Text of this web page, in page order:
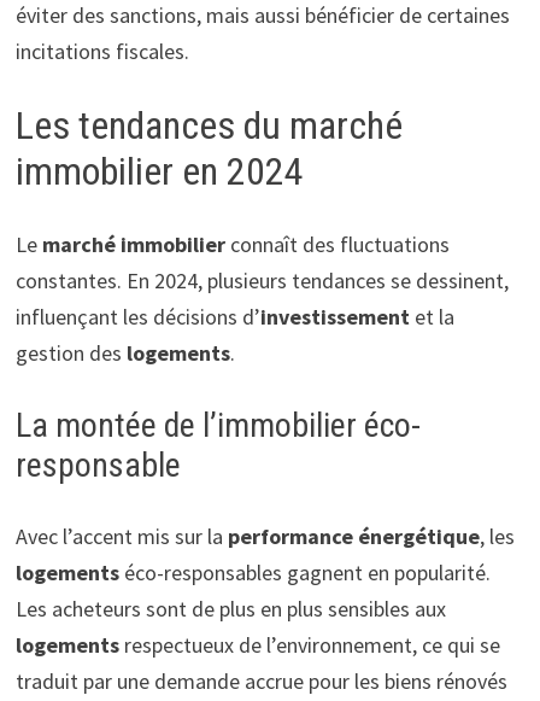
éviter des sanctions, mais aussi bénéficier de certaines
incitations fiscales.
Les tendances du marché
immobilier en 2024
Le marché immobilierconnaît des fluctuations
constantes. En 2024, plusieurs tendances se dessinent,
influençant les décisions d’investissement et la
gestion des logements.
La montée de l’immobilier éco-
responsable
Avec l’accent mis sur la performance énergétique, les
logementséco-responsables gagnent en popularité.
Les acheteurs sont de plus en plus sensibles aux
logementsrespectueux de l’environnement, ce qui se
traduit par une demande accrue pour les biens rénovés